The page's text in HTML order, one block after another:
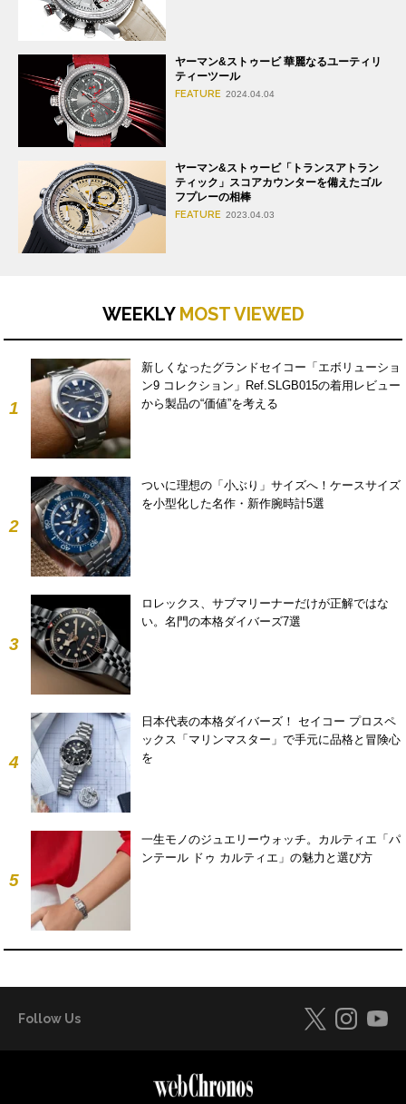
ヤーマン&ストゥービ 華麗なるユーティリ
ティーツール
FEATURE 2024.04.04
ヤーマン&ストゥービ「トランスアトラン
ティック」スコアカウンターを備えたゴル
フプレーの相棒
FEATURE 2023.04.03
WEEKLY MOST VIEWED
1
新しくなったグランドセイコー「エボリューショ
ン9 コレクション」Ref.SLGB015の着用レビュー
から製品の“価値”を考える
2
ついに理想の「小ぶり」サイズへ！ケースサイズ
を小型化した名作・新作腕時計5選
3
ロレックス、サブマリーナーだけが正解ではな
い。名門の本格ダイバーズ7選
4
日本代表の本格ダイバーズ！ セイコー プロスペ
ックス「マリンマスター」で手元に品格と冒険心
を
5
一生モノのジュエリーウォッチ。カルティエ「パ
ンテール ドゥ カルティエ」の魅力と選び方
Follow Us